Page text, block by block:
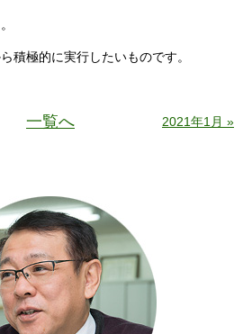
積極的に実行したいものです。
一覧へ 2021年1月 »